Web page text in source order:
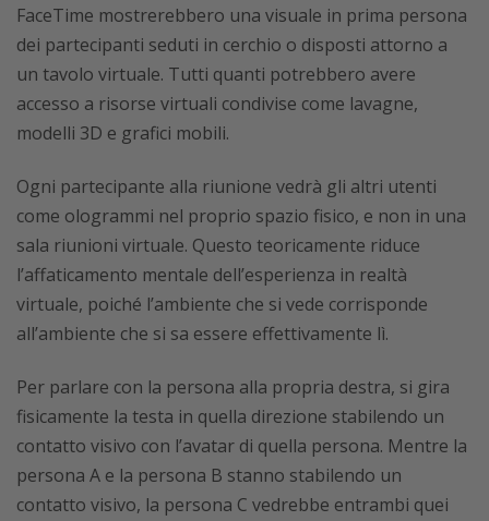
FaceTime mostrerebbero una visuale in prima persona
dei partecipanti seduti in cerchio o disposti attorno a
un tavolo virtuale. Tutti quanti potrebbero avere
accesso a risorse virtuali condivise come lavagne,
modelli 3D e grafici mobili.
Ogni partecipante alla riunione vedrà gli altri utenti
come ologrammi nel proprio spazio fisico, e non in una
sala riunioni virtuale. Questo teoricamente riduce
l’affaticamento mentale dell’esperienza in realtà
virtuale, poiché l’ambiente che si vede corrisponde
all’ambiente che si sa essere effettivamente lì.
Per parlare con la persona alla propria destra, si gira
fisicamente la testa in quella direzione stabilendo un
contatto visivo con l’avatar di quella persona. Mentre la
persona A e la persona B stanno stabilendo un
contatto visivo, la persona C vedrebbe entrambi quei